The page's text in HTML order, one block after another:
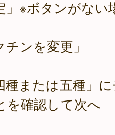
」※ボタンがない
チンを変更」
種または五種」
を確認して次へ